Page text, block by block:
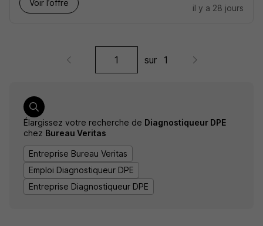
Voir l’offre
il y a 28 jours
sur 1
Élargissez votre recherche de Diagnostiqueur DPE
chez Bureau Veritas
Entreprise Bureau Veritas
Emploi Diagnostiqueur DPE
Entreprise Diagnostiqueur DPE